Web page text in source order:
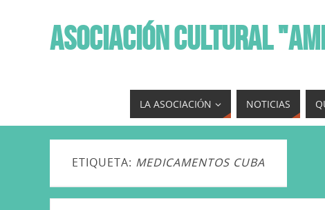
ASOCIACIÓN CULTURAL
LA ASOCIACIÓN NOTICIAS
ETIQUETA: MEDICAMENTOS CUBA